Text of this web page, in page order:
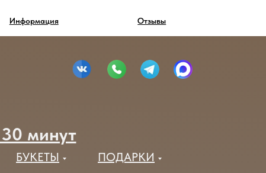
Информация Отзывы
БУКЕТЫ ПОДАРКИ
минут